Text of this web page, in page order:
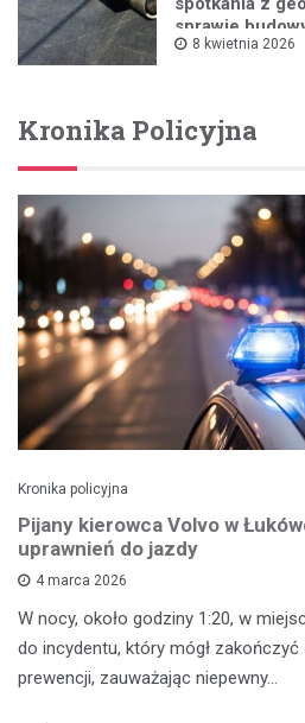
sprawie
8 kwietnia 2026
Kronika Policyjna
Kronika policyjna
Pijany kierowca Volvo w
uprawnień do jazdy
4 marca 2026
W nocy, około godziny 1:20, w
do incydentu, który mógł zakończyć
prewencji, zauważając niepewny…